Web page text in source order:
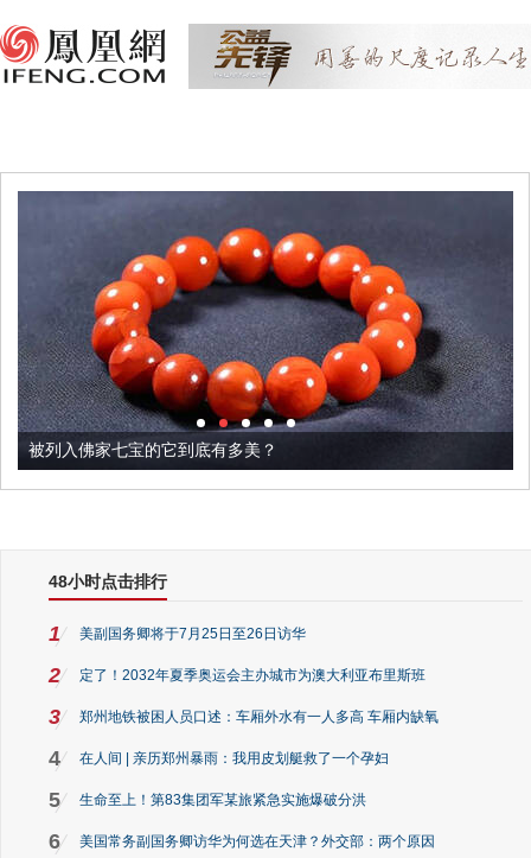
被列入佛家七宝的它到底有多美？
48小时点击排行
1 美副国务卿将于7月25日至26日访华
2 定了！2032年夏季奥运会主办城市为澳大利亚布里斯班
3 郑州地铁被困人员口述：车厢外水有一人多高 车厢内缺氧
4 在人间 | 亲历郑州暴雨：我用皮划艇救了一个孕妇
5 生命至上！第83集团军某旅紧急实施爆破分洪
6 美国常务副国务卿访华为何选在天津？外交部：两个原因